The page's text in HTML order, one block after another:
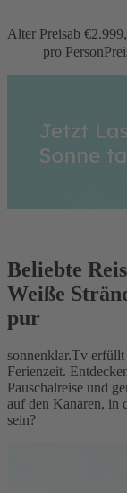
Alter Preisab €
pro Person
Beliebte
Weiße
pur
sonnenklar.Tv
Ferienzeit.
Pauschalreise und
auf den Kanaren, in
sein?